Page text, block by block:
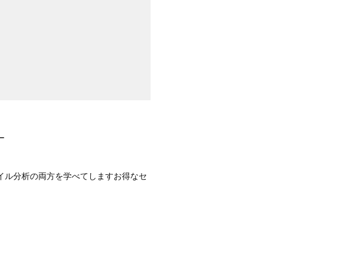
分析の両方を学べてしますお得なセ